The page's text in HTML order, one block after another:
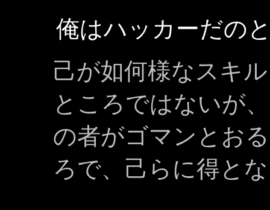
俺はハッカーだの
己が如何様なスキ
ところではないが
の者がゴマンとお
ろで、己らに得と